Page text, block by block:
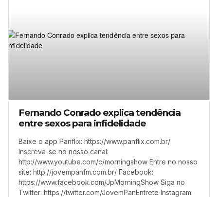
Fernando Conrado explica tendência
entre sexos para infidelidade
Baixe o app Panflix: https://www.panflix.com.br/
Inscreva-se no nosso canal:
http://www.youtube.com/c/morningshow Entre no nosso
site: http://jovempanfm.com.br/ Facebook:
https://www.facebook.com/JpMorningShow Siga no
Twitter: https://twitter.com/JovemPanEntrete Instagram: